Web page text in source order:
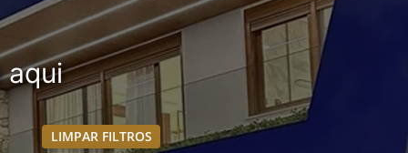
aqui
LIMPAR FILTROS